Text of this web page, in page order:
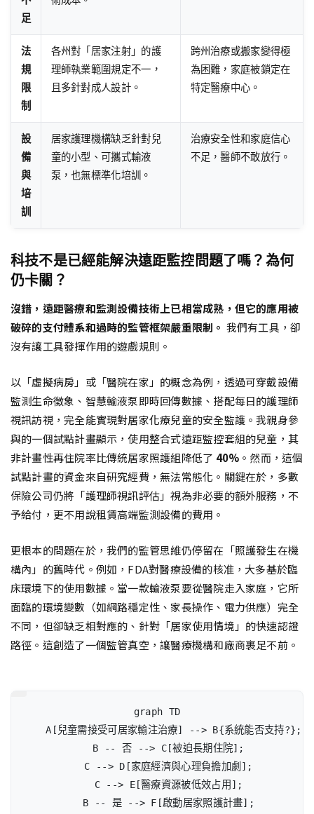
足
法
規
限
制
各州對「居家注射」的護
理師執業範圍規定不一，
且多針對成人設計。
跨州治療或搬家變得極
為困難，家庭被鎖定在
特定醫療中心。
設
備
與
培
訓
居家護理機構缺乏針對兒
童的小型、可攜式輸液
泵，也無標準化培訓。
治療安全性和家庭信心
不足，醫師不敢放行。
科技不是已經能解決遠距監控問題了嗎？為何
仍卡關？
沒錯，遠距醫療和監測設備技術上已相當成熟，但它的應用被
破碎的支付體系和過時的監管框架嚴重限制。 我們有工具，卻
沒有讓工具發揮作用的遊戲規則。
以「虛擬病房」或「醫院在家」的概念為例，透過可穿戴設備
監測生命徵象、智慧輸液泵即時回傳數據、搭配每日的護理師
視訊訪視，完全能實現對居家化療兒童的安全監護。我親身參
與的一個試點計畫顯示，使用整合式遠距監控套組的兒童，其
非計畫性再住院率比傳統居家照護組降低了 40% 。然而，這個
試點計畫的資金來自研究經費，無法常態化。關鍵在於，多數
保險公司仍將「護理師視訊評估」視為非必要的額外服務，不
予給付，更不用說租賃高端監測設備的費用。
更根本的問題在於，我們的監管思維仍停留在「照護發生在機
構內」的舊時代。例如，FDA對醫療設備的核准，大多基於臨
床環境下的使用數據。當一款輸液泵要從醫院走入家庭，它所
面臨的環境變數（如網路穩定性、家長操作、電力供應）完全
不同，但卻缺乏相對應的、針對「居家使用情境」的快速認證
路徑。這創造了一個監管真空，讓醫療機構和廠商裹足不前。
graph TD
    A[兒童需接受可居家輸注治療] --> B{系統能否支持?};
    B -- 否 --> C[被迫長期住院];
    C --> D[家庭經濟與心理負擔加劇];
    C --> E[醫療資源被低效占用];
    B -- 是 --> F[啟動居家照護計畫];